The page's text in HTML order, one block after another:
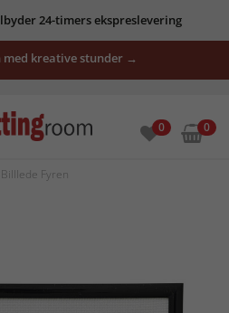
24-timers ekspreslevering
med kreative stunder →
0 0
Fyren